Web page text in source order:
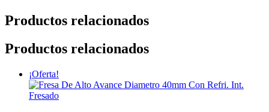
Productos relacionados
Productos relacionados
¡Oferta!